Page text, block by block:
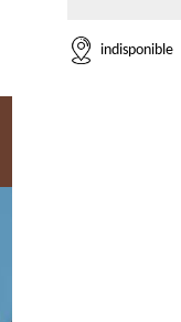
indisponible